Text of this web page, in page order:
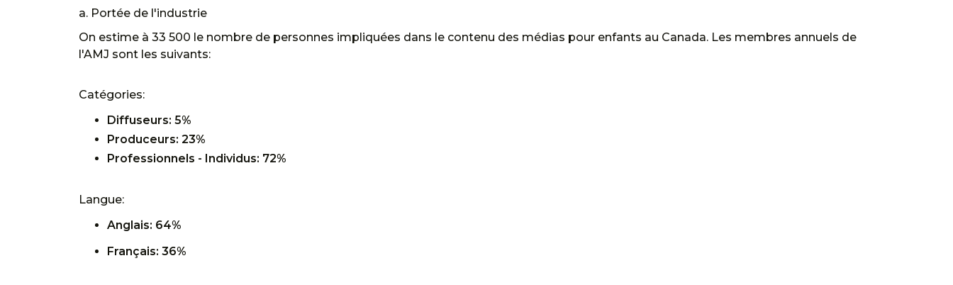
a. Portée de l'industrie
On estime à 33 500 le nombre de personnes impliquées dans le contenu des médias pour enfants au Canada. Les membres annuels de
l'AMJ sont les suivants:
Catégories:
Diffuseurs: 5%
Produceurs: 23%
Professionnels - Individus: 72%
Langue:
Anglais: 64%
Français: 36%